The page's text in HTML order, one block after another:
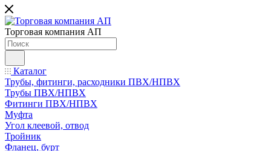
Торговая компания АП
Каталог
Трубы, фитинги, расходники ПВХ/НПВХ
Трубы ПВХ/НПВХ
Фитинги ПВХ/НПВХ
Муфта
Угол клеевой, отвод
Тройник
Фланец, бурт